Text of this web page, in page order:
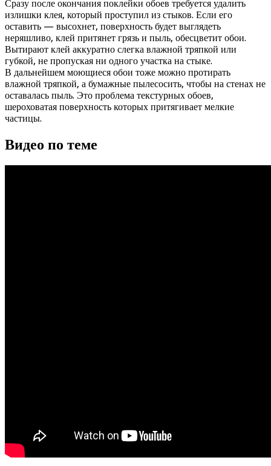
Сразу после окончания поклейки обоев требуется удалить
излишки клея, который проступил из стыков. Если его
оставить — высохнет, поверхность будет выглядеть
неряшливо, клей притянет грязь и пыль, обесцветит обои.
Вытирают клей аккуратно слегка влажной тряпкой или
губкой, не пропуская ни одного участка на стыке.
В дальнейшем моющиеся обои тоже можно протирать
влажной тряпкой, а бумажные пылесосить, чтобы на стенах не
оставалась пыль. Это проблема текстурных обоев,
шероховатая поверхность которых притягивает мелкие
частицы.
Видео по теме